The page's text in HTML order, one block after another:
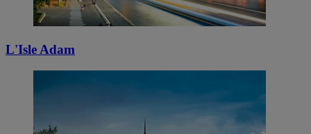
L'Isle Adam